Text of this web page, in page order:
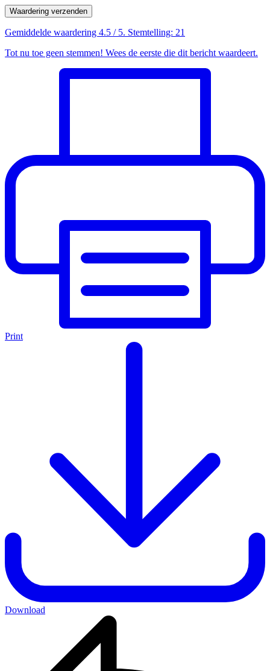
Waardering verzenden
Gemiddelde waardering 4.5 / 5. Stemtelling: 21
Tot nu toe geen stemmen! Wees de eerste die dit bericht waardeert.
Print
Download